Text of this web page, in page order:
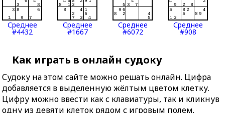
Среднее
#4432
Среднее
#1667
Среднее
#6072
Среднее
#908
Как играть в онлайн судоку
Судоку на этом сайте можно решать онлайн. Цифра
добавляется в выделенную жёлтым цветом клетку.
Цифру можно ввести как с клавиатуры, так и кликнув
одну из девяти клеток рядом с игровым полем.